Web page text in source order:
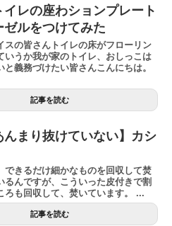
イレの座わションプレート
ゼルをつけてみた
スの皆さんトイレの床がフローリン
いうか我が家のトイレ、おしっこは
と義務づけたい皆さんこんにちは。
記事を読む
んまり抜けていない】カシ
できるだけ細かなものを回収して焚
るんですが、こういった皮付きで割
ろも回収して、焚いています。 ...
記事を読む